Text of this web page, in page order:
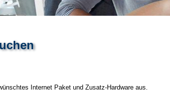
Internet Paket und Zusatz-Hardware aus.